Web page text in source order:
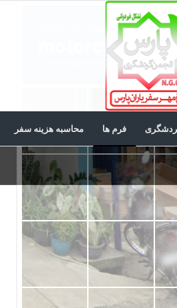
فرم ها محاسبه هزینه سفر